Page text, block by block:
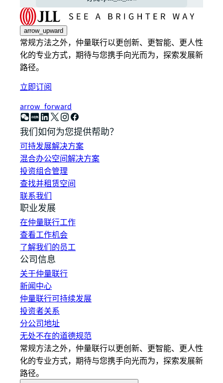
arrow_upward
常规方法之外，仲量联行以更创新、更智能、更人性
化的专业方式，期待与您携手向光而为，探索发展新
路径。
立即订阅
arrow_forward
我们如何为您提供帮助？
可持发展解决方案
混合办公空间解决方案
投资组合管理
查找并租赁空间
联系我们
职业发展
在仲量联行工作
查看工作机会
了解我们的员工
公司信息
关于仲量联行
新闻中心
仲量联行可持续发展
投资者关系
分公司地址
无处不在的道德规范
常规方法之外，仲量联行以更创新、更智能、更人性
化的专业方式，期待与您携手向光而为，探索发展新
路径。